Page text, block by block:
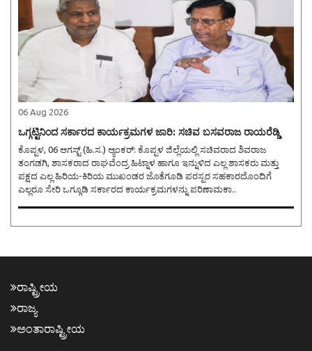
06 Aug 2026
ಒಗ್ಗಟ್ಟಿನಿಂದ ಸರ್ಕಾರದ ಕಾರ್ಯಕ್ರಮಗಳ ಜಾರಿ: ಸಚಿವ ಬಸವರಾಜ ರಾಯರೆಡ್ಡಿ
ಕೊಪ್ಪಳ, 06 ಆಗಸ್ಟ್ (ಹಿ.ಸ.) ಆ್ಯಂಕರ್: ಕೊಪ್ಪಳ ಜಿಲ್ಲೆಯಲ್ಲಿ ಸಚಿವರಾದ ಶಿವರಾಜ
ತಂಗಡಗಿ, ಶಾಸಕರಾದ ರಾಘವೆಂದ್ರ ಹಿಟ್ನಾಳ ಹಾಗೂ ಇನ್ನುಳಿದ ಎಲ್ಲ ಶಾಸಕರು ಮತ್ತು
ಪಕ್ಷದ ಎಲ್ಲ ಹಿರಿಯ-ಕಿರಿಯ ಮುಖಂಡರ ಜೊತೆಗೂಡಿ ಪರಸ್ಪರ ಸಹಕಾರದೊಂದಿಗೆ
ಎಲ್ಲರೂ ಸೇರಿ ಒಗ್ಗೂಡಿ ಸರ್ಕಾರದ ಕಾರ್ಯಕ್ರಮಗಳನ್ನು ಪರಿಣಾಮಕಾ..
ರಾಷ್ಟ್ರೀಯ
ರಾಜ್ಯ
ಅಂತಾರಾಷ್ಟ್ರೀಯ